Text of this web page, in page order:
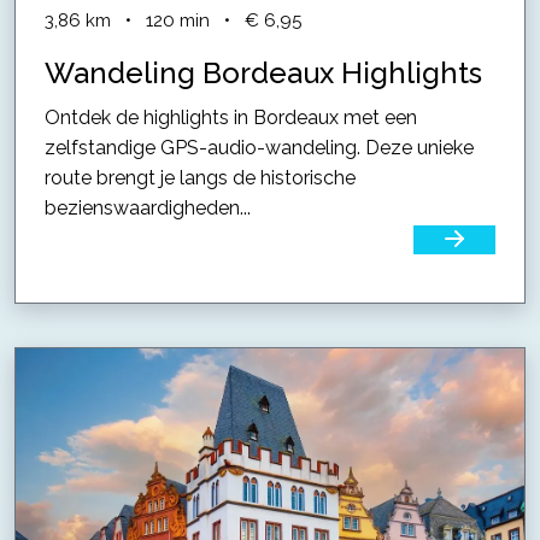
3,86 km • 120 min • € 6,95
Wandeling Bordeaux Highlights
Ontdek de highlights in Bordeaux met een
zelfstandige GPS-audio-wandeling. Deze unieke
route brengt je langs de historische
bezienswaardigheden...